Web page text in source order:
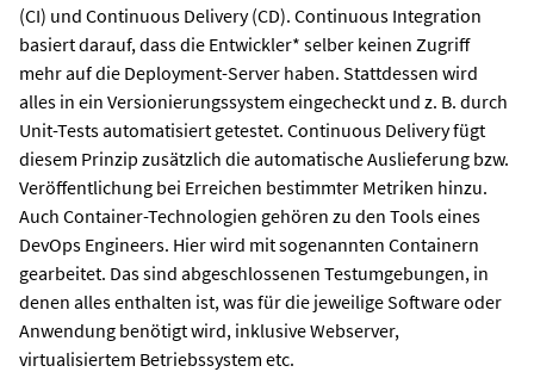
(CI) und Continuous Delivery (CD). Continuous Integration
basiert darauf, dass die Entwickler* selber keinen Zugriff
mehr auf die Deployment-Server haben. Stattdessen wird
alles in ein Versionierungssystem eingecheckt und z. B. durch
Unit-Tests automatisiert getestet. Continuous Delivery fügt
diesem Prinzip zusätzlich die automatische Auslieferung bzw.
Veröffentlichung bei Erreichen bestimmter Metriken hinzu.
Auch Container-Technologien gehören zu den Tools eines
DevOps Engineers. Hier wird mit sogenannten Containern
gearbeitet. Das sind abgeschlossenen Testumgebungen, in
denen alles enthalten ist, was für die jeweilige Software oder
Anwendung benötigt wird, inklusive Webserver,
virtualisiertem Betriebssystem etc.